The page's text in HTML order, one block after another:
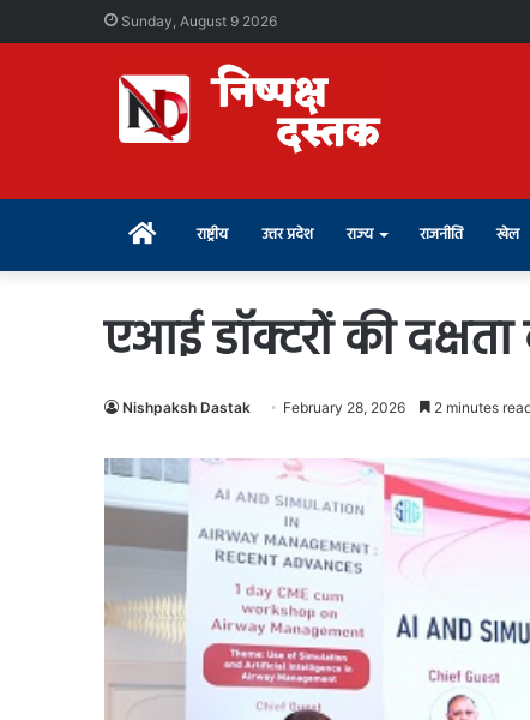
Sunday, August 9 2026
Home राष्ट्रीय उत्तर प्रदेश राज्य राजनीति खेल
एआई डॉक्टरों की
Nishpaksh Dastak February 28, 2026 2 minutes